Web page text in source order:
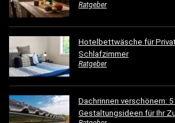
Ratgeber
Hotelbettwäsche für
Schlafzimmer
Ratgeber
Dachrinnen verschönern:
Gestaltungsideen für Ihr